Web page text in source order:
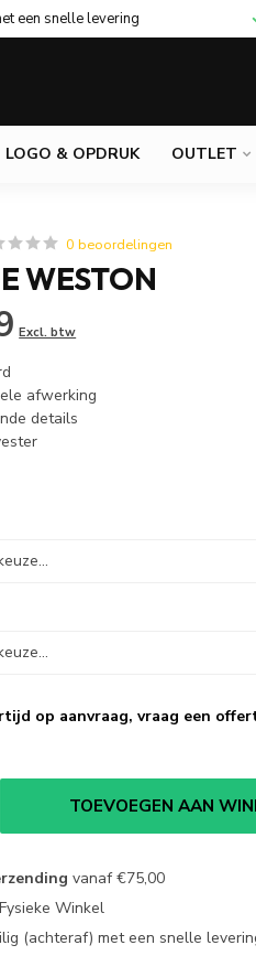
een snelle levering
LOGO & OPDRUK OUTLET
0 beoordelingen
WESTON
Excl. btw
afwerking
details
op aanvraag, vraag een
TOEVOEGEN AAN
vanaf€75,00
Winkel
(achteraf) met een snelle